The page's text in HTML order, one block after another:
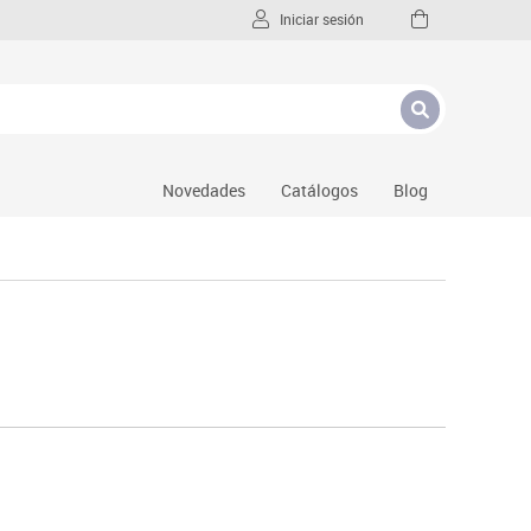
Iniciar sesión
Novedades Catálogos Blog